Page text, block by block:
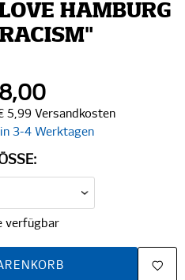
HAMBURG
5,99 Versandkosten
3-4 Werktagen
verfügbar